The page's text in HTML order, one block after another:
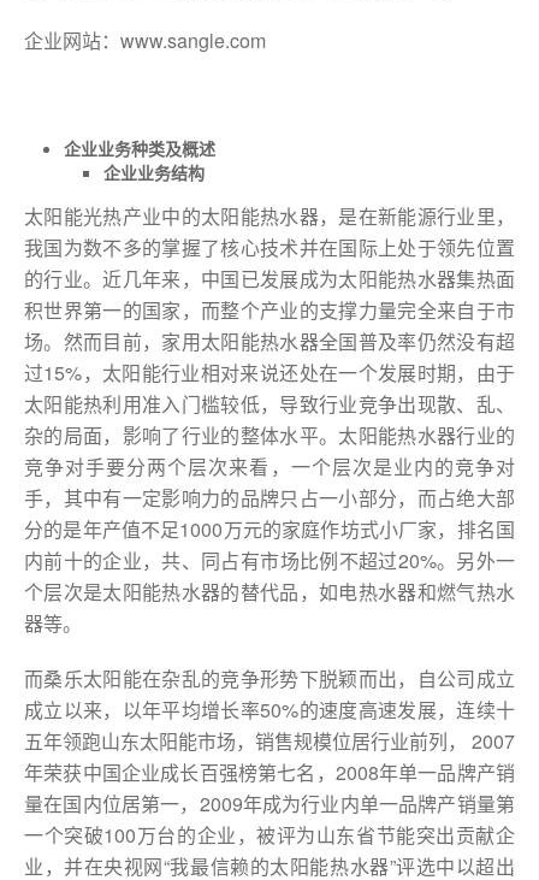
企业网站：www.sangle.com
企业业务种类及概述
企业业务结构
太阳能光热产业中的太阳能热水器，是在新能源行业里，
我国为数不多的掌握了核心技术并在国际上处于领先位置
的行业。近几年来，中国已发展成为太阳能热水器集热面
积世界第一的国家，而整个产业的支撑力量完全来自于市
场。然而目前，家用太阳能热水器全国普及率仍然没有超
过15%，太阳能行业相对来说还处在一个发展时期，由于
太阳能热利用准入门槛较低，导致行业竞争出现散、乱、
杂的局面，影响了行业的整体水平。太阳能热水器行业的
竞争对手要分两个层次来看，一个层次是业内的竞争对
手，其中有一定影响力的品牌只占一小部分，而占绝大部
分的是年产值不足1000万元的家庭作坊式小厂家，排名国
内前十的企业，共、同占有市场比例不超过20%。另外一
个层次是太阳能热水器的替代品，如电热水器和燃气热水
器等。
而桑乐太阳能在杂乱的竞争形势下脱颖而出，自公司成立
成立以来，以年平均增长率50%的速度高速发展，连续十
五年领跑山东太阳能市场，销售规模位居行业前列， 2007
年荣获中国企业成长百强榜第七名，2008年单一品牌产销
量在国内位居第一，2009年成为行业内单一品牌产销量第
一个突破100万台的企业，被评为山东省节能突出贡献企
业，并在央视网“我最信赖的太阳能热水器”评选中以超出